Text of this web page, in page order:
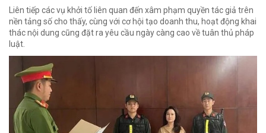
Liên tiếp các vụ khởi tố liên quan đến xâm phạm quyền tác giả trên
nền tảng số cho thấy, cùng với cơ hội tạo doanh thu, hoạt động khai
thác nội dung cũng đặt ra yêu cầu ngày càng cao về tuân thủ pháp
luật.